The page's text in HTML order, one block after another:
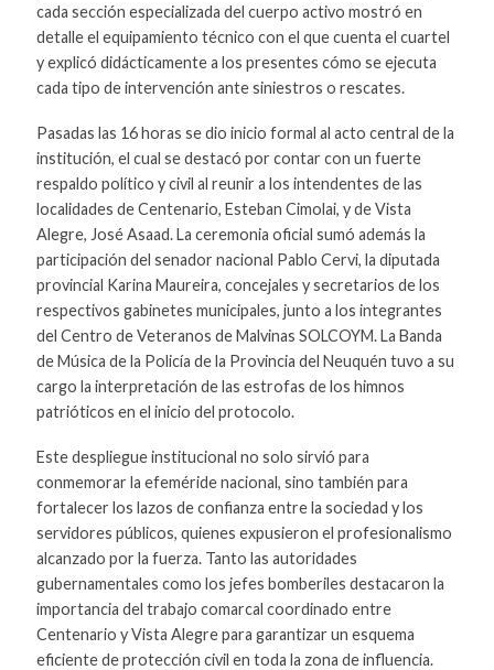
cada sección especializada del cuerpo activo mostró en
detalle el equipamiento técnico con el que cuenta el cuartel
y explicó didácticamente a los presentes cómo se ejecuta
cada tipo de intervención ante siniestros o rescates.
Pasadas las 16 horas se dio inicio formal al acto central de la
institución, el cual se destacó por contar con un fuerte
respaldo político y civil al reunir a los intendentes de las
localidades de Centenario, Esteban Cimolai, y de Vista
Alegre, José Asaad. La ceremonia oficial sumó además la
participación del senador nacional Pablo Cervi, la diputada
provincial Karina Maureira, concejales y secretarios de los
respectivos gabinetes municipales, junto a los integrantes
del Centro de Veteranos de Malvinas SOLCOYM. La Banda
de Música de la Policía de la Provincia del Neuquén tuvo a su
cargo la interpretación de las estrofas de los himnos
patrióticos en el inicio del protocolo.
Este despliegue institucional no solo sirvió para
conmemorar la efeméride nacional, sino también para
fortalecer los lazos de confianza entre la sociedad y los
servidores públicos, quienes expusieron el profesionalismo
alcanzado por la fuerza. Tanto las autoridades
gubernamentales como los jefes bomberiles destacaron la
importancia del trabajo comarcal coordinado entre
Centenario y Vista Alegre para garantizar un esquema
eficiente de protección civil en toda la zona de influencia.